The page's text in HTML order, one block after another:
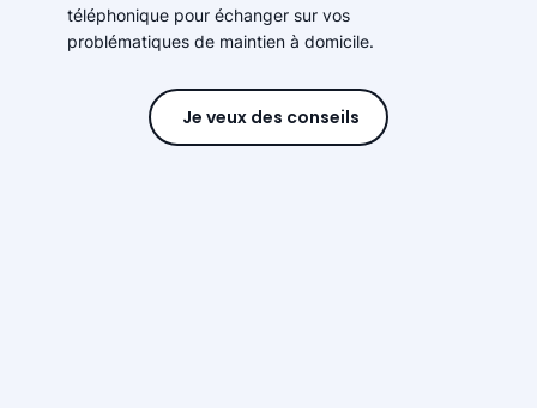
téléphonique pour échanger sur vos
problématiques de maintien à domicile.
Je veux des conseils